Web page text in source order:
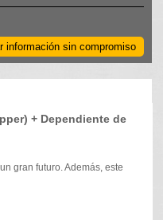
información sin compromiso
+ Dependiente de
gran futuro. Además, este